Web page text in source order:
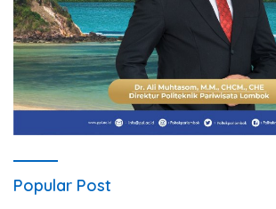
Popular Post